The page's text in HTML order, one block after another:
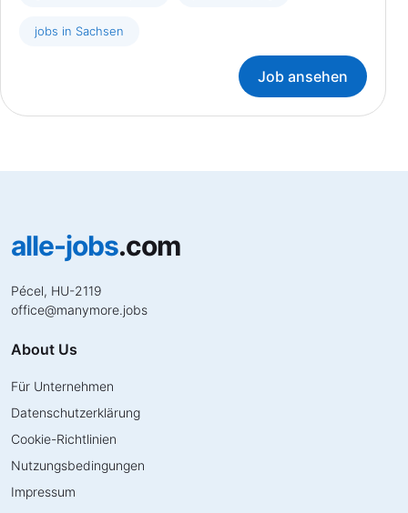
jobs in Sachsen
Job ansehen
alle-jobs.com
Pécel, HU-2119
office@manymore.jobs
About Us
Für Unternehmen
Datenschutzerklärung
Cookie-Richtlinien
Nutzungsbedingungen
Impressum